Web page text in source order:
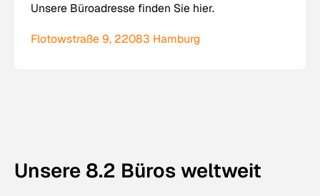
Unsere Büroadresse finden Sie hier.
Flotowstraße 9, 22083 Hamburg
Unsere 8.2 Büros weltweit